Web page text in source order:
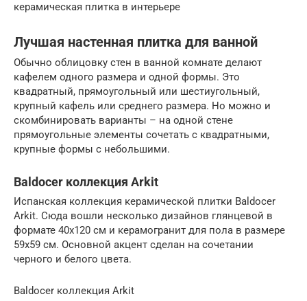
керамическая плитка в интерьере
Лучшая настенная плитка для ванной
Обычно облицовку стен в ванной комнате делают
кафелем одного размера и одной формы. Это
квадратный, прямоугольный или шестиугольный,
крупный кафель или среднего размера. Но можно и
скомбинировать варианты – на одной стене
прямоугольные элементы сочетать с квадратными,
крупные формы с небольшими.
Baldocer коллекция Arkit
Испанская коллекция керамической плитки Baldocer
Arkit. Сюда вошли несколько дизайнов глянцевой в
формате 40х120 см и керамогранит для пола в размере
59х59 см. Основной акцент сделан на сочетании
черного и белого цвета.
Baldocer коллекция Arkit